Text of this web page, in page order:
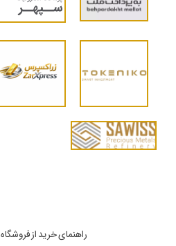
راهنمای خرید از فروشگاه